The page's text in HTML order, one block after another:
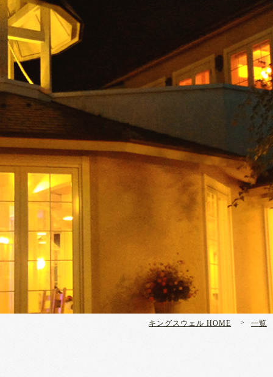
キングスウェル HOME 一覧